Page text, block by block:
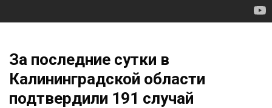
За последние сутки в
Калининградской области
подтвердили 191 случай